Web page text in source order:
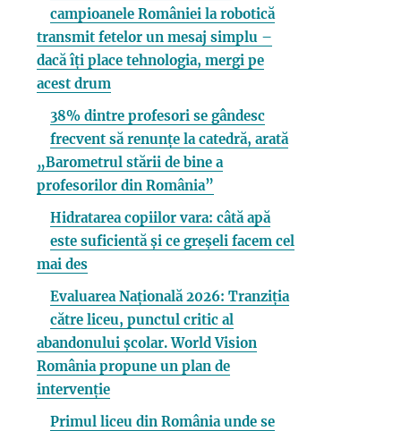
campioanele României la robotică
transmit fetelor un mesaj simplu –
dacă îți place tehnologia, mergi pe
acest drum
38% dintre profesori se gândesc
frecvent să renunțe la catedră, arată
„Barometrul stării de bine a
profesorilor din România”
Hidratarea copiilor vara: câtă apă
este suficientă și ce greșeli facem cel
mai des
Evaluarea Națională 2026: Tranziția
către liceu, punctul critic al
abandonului școlar. World Vision
România propune un plan de
intervenție
Primul liceu din România unde se